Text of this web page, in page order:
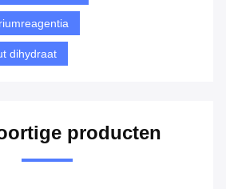
dihydraat
producten